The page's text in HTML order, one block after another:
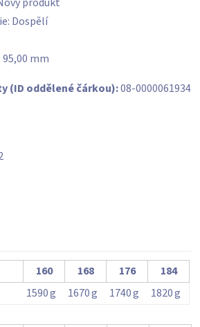
Dospělí
mm
(ID oddělené čárkou):08-0000061934
160 168 176
184
1590g 1670g 1740g 1820g